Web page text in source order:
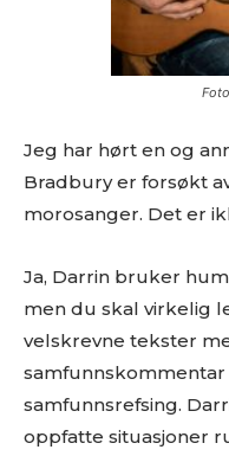
Jeg har hørt en og
Bradbury er forsøkt
morosanger. Det er
Ja, Darrin bruker
men du skal virkelig
velskrevne tekster
samfunnsrefsing.
oppfatte situasjoner